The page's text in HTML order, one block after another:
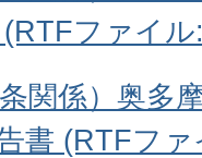
ファイ
関係）奥多
書 (RTFフ